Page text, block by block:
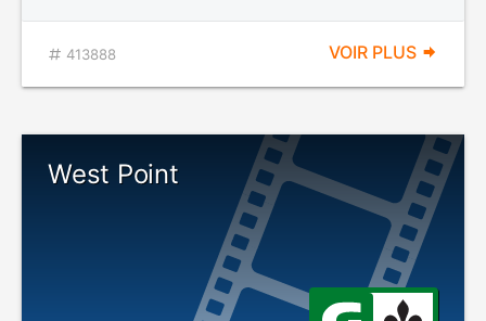
413888 VOIR PLUS
West Point